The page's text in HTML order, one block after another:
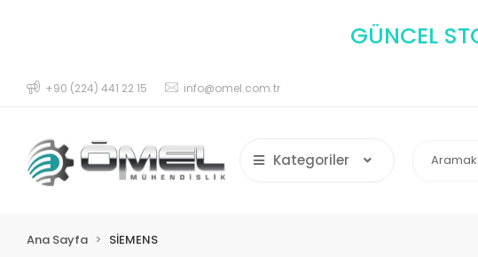
GÜNCEL
+90 (224) 441 22 15 info@omel.com.tr
Kategoriler
Ana Sayfa SİEMENS